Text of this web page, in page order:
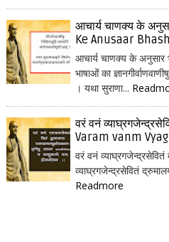
आचार्य चाणक्य के
Ke Anusaar
आचार्य चाणक्य के अनुसार
भाषाओं का
। यथा सुराणा...
वरं वनं
Varam vanm
वरं वनं व्याघ्रगजेन्द्रसेवितं
व्याघ्रगजेन्द्रसेवितं
Readmore